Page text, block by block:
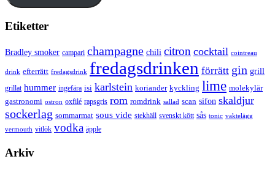
Etiketter
Bradley smoker campari champagne chili citron cocktail cointreau
drink efterrätt fredagsdrink fredagsdrinken förrätt gin grill
grillat hummer ingefära isi karlstein koriander kyckling lime molekylär
gastronomi ostron oxfilé rapsgris rom romdrink sallad scan sifon skaldjur
sockerlag sommarmat sous vide stekhäll svenskt kött sås tonic vaktelägg
vermouth vitlök vodka äpple
Arkiv